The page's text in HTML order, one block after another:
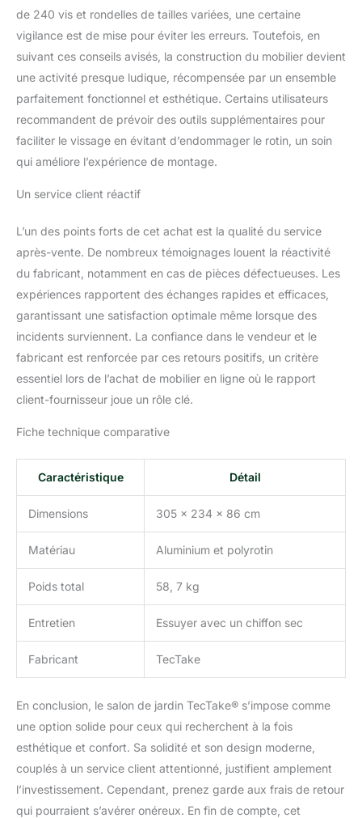
ET POLYVALENTE:
Découvrez la praticité
avec notre salon de
jardin exterieur en resine
léger. Le cadre solide
assure stabilité et facilité
de déplacement, idéal
pour réaménager votre
est parfaite pour vos
apéritifs ou repas en
plein air, offrant à la fois
esthétique et
fonctionnalité. Imaginez
les repas en famille ou
de cette joli table de
jardin exterieur. SOIN DU
DÉTAIL ET PROTECTION
DU SOL: Chaque élément
extérieur est conçu avec
plastique réglables en
hauteur non seulement
protègent votre sol, mais
assurent également une
stabilité parfaite sur tout
type de surface. Cette
attention aux détails
montre notre
non seulement un
meuble de jardin
pratique et respectueux
FACILITÉ D'ENTRETIEN
Avec notre ensemble de
jardin, l'entretien devient
un jeu d'enfant. La
facilité de nettoyage de la
structure et des housses
de 240 vis et rondelles de tailles variées, une certaine
vigilance est de mise pour éviter les erreurs. Toutefois, en
suivant ces conseils avisés, la construction du mobilier devient
une activité presque ludique, récompensée par un ensemble
parfaitement fonctionnel et esthétique. Certains utilisateurs
recommandent de prévoir des outils supplémentaires pour
faciliter le vissage en évitant d’endommager le rotin, un soin
qui améliore l’expérience de montage.
Un service client réactif
L’un des points forts de cet achat est la qualité du service
après-vente. De nombreux témoignages louent la réactivité
du fabricant, notamment en cas de pièces défectueuses. Les
expériences rapportent des échanges rapides et efficaces,
garantissant une satisfaction optimale même lorsque des
incidents surviennent. La confiance dans le vendeur et le
fabricant est renforcée par ces retours positifs, un critère
essentiel lors de l’achat de mobilier en ligne où le rapport
client-fournisseur joue un rôle clé.
Fiche technique comparative
Caractéristique Détail
Dimensions 305 x 234 x 86 cm
Matériau Aluminium et polyrotin
Poids total 58, 7 kg
Entretien Essuyer avec un chiffon sec
Fabricant TecTake
En conclusion, le salon de jardin TecTake® s’impose comme
une option solide pour ceux qui recherchent à la fois
esthétique et confort. Sa solidité et son design moderne,
couplés à un service client attentionné, justifient amplement
l’investissement. Cependant, prenez garde aux frais de retour
qui pourraient s’avérer onéreux. En fin de compte, cet